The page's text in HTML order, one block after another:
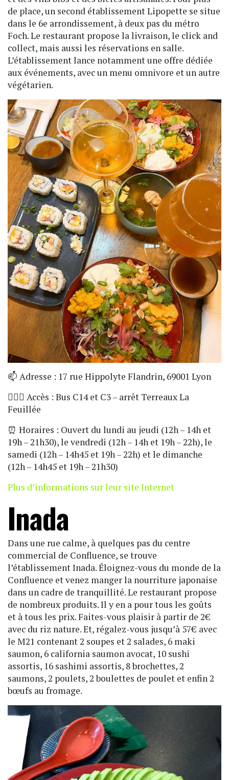
de place, un second établissement Lipopette se situe
dans le 6e arrondissement, à deux pas du métro
Foch. Le restaurant propose la livraison, le click and
collect, mais aussi les réservations en salle.
L’établissement lance notamment une offre dédiée
aux événements, avec un menu omnivore et un autre
végétarien.
📫 Adresse : 17 rue Hippolyte Flandrin, 69001 Lyon
🏃🏼‍♀️ Accès : Bus C14 et C3 – arrêt Terreaux La
Feuillée
⏰ Horaires : Ouvert du lundi au jeudi (12h – 14h et
19h – 21h30), le vendredi (12h – 14h et 19h – 22h), le
samedi (12h – 14h45 et 19h – 22h) et le dimanche
(12h – 14h45 et 19h – 21h30)
Plus d’informations sur leur site Internet
Inada
Dans une rue calme, à quelques pas du centre
commercial de Confluence, se trouve
l’établissement Inada. Éloignez-vous du monde de la
Confluence et venez manger la nourriture japonaise
dans un cadre de tranquillité. Le restaurant propose
de nombreux produits. Il y en a pour tous les goûts
et à tous les prix. Faites-vous plaisir à partir de 2€
avec du riz nature. Et, régalez-vous jusqu’à 57€ avec
le M21 contenant 2 soupes et 2 salades, 6 maki
saumon, 6 california saumon avocat, 10 sushi
assortis, 16 sashimi assortis, 8 brochettes, 2
saumons, 2 poulets, 2 boulettes de poulet et enfin 2
bœufs au fromage.